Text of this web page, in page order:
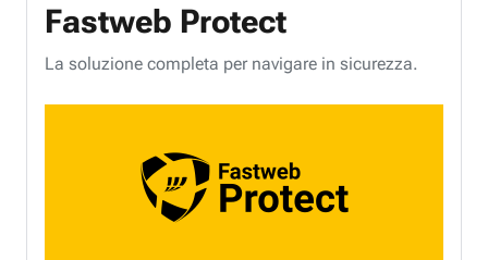
Fastweb Protect
La soluzione completa per navigare in sicurezza.